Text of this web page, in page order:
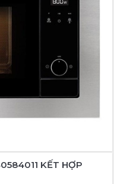
KẾT HỢP